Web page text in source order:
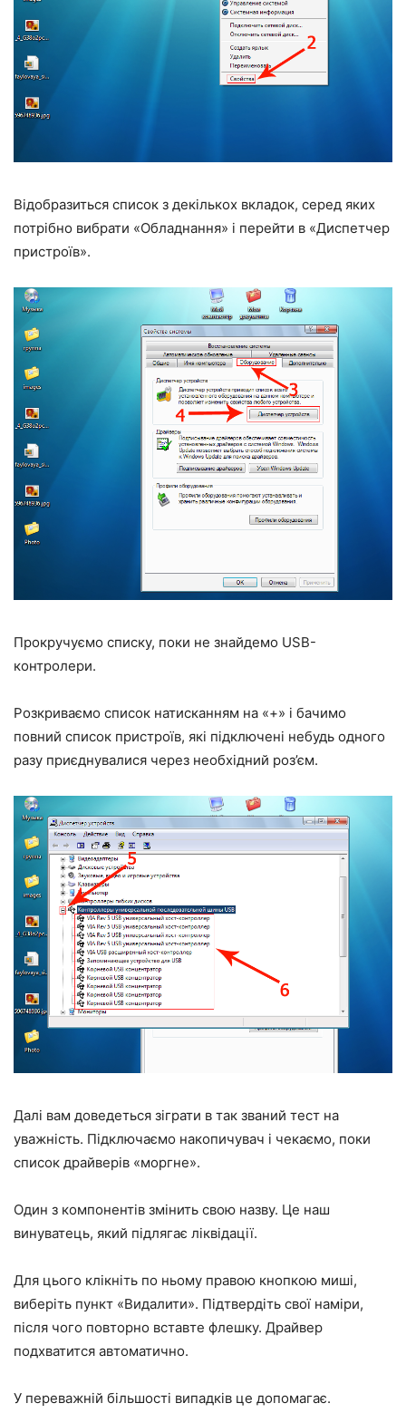
Відобразиться список з декількох вкладок, серед яких
потрібно вибрати «Обладнання» і перейти в «Диспетчер
пристроїв».
Прокручуємо списку, поки не знайдемо USB-
контролери.
Розкриваємо список натисканням на «+» і бачимо
повний список пристроїв, які підключені небудь одного
разу приєднувалися через необхідний роз’єм.
Далі вам доведеться зіграти в так званий тест на
уважність. Підключаємо накопичувач і чекаємо, поки
список драйверів «моргне».
Один з компонентів змінить свою назву. Це наш
винуватець, який підлягає ліквідації.
Для цього клікніть по ньому правою кнопкою миші,
виберіть пункт «Видалити». Підтвердіть свої наміри,
після чого повторно вставте флешку. Драйвер
подхватится автоматично.
У переважній більшості випадків це допомагає.